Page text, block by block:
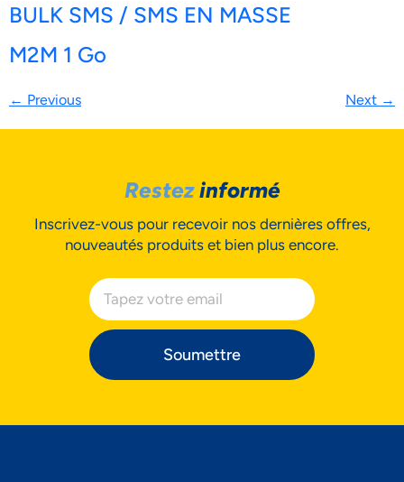
BULK SMS / SMS EN MASSE
M2M 1 Go
← Previous Next →
Restezinformé
Inscrivez-vous pour recevoir nos dernières offres,
nouveautés produits et bien plus encore.
Soumettre